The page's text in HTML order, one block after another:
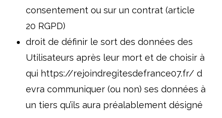
consentement ou sur un contrat (article
20 RGPD)
droit de définir le sort des données des
Utilisateurs après leur mort et de choisir à
qui https://rejoindregitesdefrance07.fr/ d
evra communiquer (ou non) ses données à
un tiers qu’ils aura préalablement désigné